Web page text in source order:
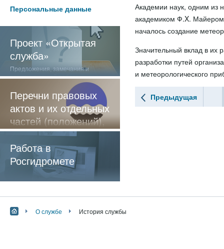
Персональные данные
Проект «Открытая
служба»
Предложения, замечания и
отзывы о нашей работе
Перечни правовых
актов и их отдельных
частей (положений),
содержащие
обязательные
требования
Работа в
Росгидромете
Академии наук, одним из
академиком Ф.X. Майером
началось создание
Значительный вклад в их
разработки путей
и метеорологического
Предыдущая
О службе История службы